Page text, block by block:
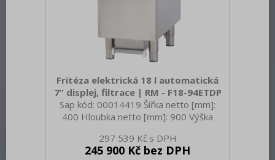
Fritéza elektrická 18 l automatická
7” displej, filtrace | RM - F18-94ETDP
Sap kód: 00014419 Šířka netto [mm]:
400 Hloubka netto [mm]: 900 Výška
70.00 Šířka brutto [mm]: 200 Hloubka
brutto [mm]: 970 Výška brutto [mm]:
297 539 Kč
245 900 Kč bez DPH